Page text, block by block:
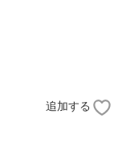
追加する